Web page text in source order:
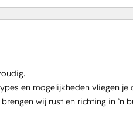
en mogelijkheden vliegen je
wij rust en richting in ’n